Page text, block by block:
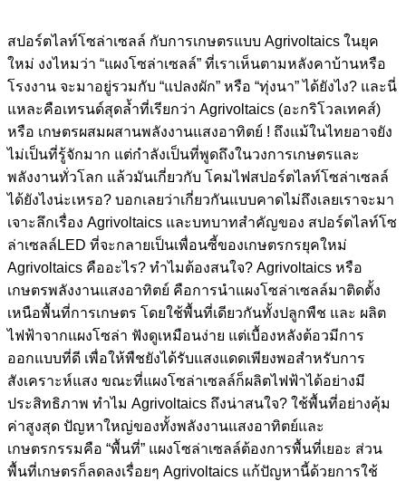
สปอร์ตไลท์โซล่าเซลล์ กับการเกษตรแบบ Agrivoltaics ในยุค
ใหม่ งงไหมว่า “แผงโซล่าเซลล์” ที่เราเห็นตามหลังคาบ้านหรือ
โรงงาน จะมาอยู่รวมกับ “แปลงผัก” หรือ “ทุ่งนา” ได้ยังไง? และนี่
แหละคือเทรนด์สุดล้ำที่เรียกว่า Agrivoltaics (อะกริโวลเทคส์)
หรือ เกษตรผสมผสานพลังงานแสงอาทิตย์ ! ถึงแม้ในไทยอาจยัง
ไม่เป็นที่รู้จักมาก แต่กำลังเป็นที่พูดถึงในวงการเกษตรและ
พลังงานทั่วโลก แล้วมันเกี่ยวกับ โคมไฟสปอร์ตไลท์โซล่าเซลล์
ได้ยังไงน่ะเหรอ? บอกเลยว่าเกี่ยวกันแบบคาดไม่ถึงเลยเราจะมา
เจาะลึกเรื่อง Agrivoltaics และบทบาทสำคัญของ สปอร์ตไลท์โซ
ล่าเซลล์LED ที่จะกลายเป็นเพื่อนซี้ของเกษตรกรยุคใหม่
Agrivoltaics คืออะไร? ทำไมต้องสนใจ? Agrivoltaics หรือ
เกษตรพลังงานแสงอาทิตย์ คือการนำแผงโซล่าเซลล์มาติดตั้ง
เหนือพื้นที่การเกษตร โดยใช้พื้นที่เดียวกันทั้งปลูกพืช และ ผลิต
ไฟฟ้าจากแผงโซล่า ฟังดูเหมือนง่าย แต่เบื้องหลังต้อวมีการ
ออกแบบที่ดี เพื่อให้พืชยังได้รับแสงแดดเพียงพอสำหรับการ
สังเคราะห์แสง ขณะที่แผงโซล่าเซลล์ก็ผลิตไฟฟ้าได้อย่างมี
ประสิทธิภาพ ทำไม Agrivoltaics ถึงน่าสนใจ? ใช้พื้นที่อย่างคุ้ม
ค่าสูงสุด ปัญหาใหญ่ของทั้งพลังงานแสงอาทิตย์และ
เกษตรกรรมคือ “พื้นที่” แผงโซล่าเซลล์ต้องการพื้นที่เยอะ ส่วน
พื้นที่เกษตรก็ลดลงเรื่อยๆ Agrivoltaics แก้ปัญหานี้ด้วยการใช้